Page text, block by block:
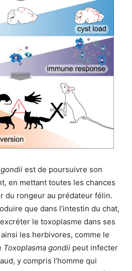
gondii est de poursuivre son
en mettant toutes les chances
du rongeur au prédateur félin.
que dans l’intestin du chat,
le toxoplasme dans ses
les herbivores, comme le
Toxoplasma gondii peut infecter
y compris l’homme qui